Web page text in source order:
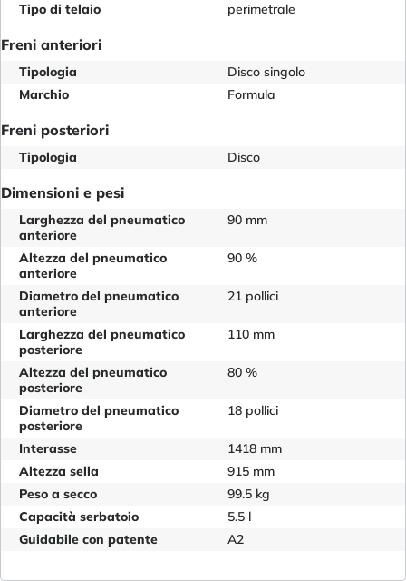
Tipo di telaio
perimetrale
Freni anteriori
Tipologia
Disco singolo
Marchio
Formula
Freni posteriori
Tipologia Disco
Dimensioni e pesi
Larghezza del pneumatico
anteriore
90 mm
Altezza del pneumatico
anteriore
90 %
Diametro del pneumatico
anteriore
21 pollici
Larghezza del pneumatico
posteriore
110 mm
Altezza del pneumatico
posteriore
80 %
Diametro del pneumatico
posteriore
18 pollici
Interasse
1418 mm
Altezza sella
915 mm
Peso a secco
99.5 kg
Capacità serbatoio
5.5 l
Guidabile con patente
A2